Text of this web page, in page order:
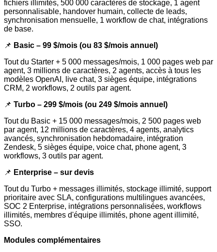
fichiers illimités, 500 000 caractères de stockage, 1 agent
personnalisable, handover humain, collecte de leads,
synchronisation mensuelle, 1 workflow de chat, intégrations
de base.
📌 Basic – 99 $/mois (ou 83 $/mois annuel)
Tout du Starter + 5 000 messages/mois, 1 000 pages web par
agent, 3 millions de caractères, 2 agents, accès à tous les
modèles OpenAI, live chat, 3 sièges équipe, intégrations
CRM, 2 workflows, 2 outils par agent.
📌 Turbo – 299 $/mois (ou 249 $/mois annuel)
Tout du Basic + 15 000 messages/mois, 2 500 pages web
par agent, 12 millions de caractères, 4 agents, analytics
avancés, synchronisation hebdomadaire, intégration
Zendesk, 5 sièges équipe, voice chat, phone agent, 3
workflows, 3 outils par agent.
📌 Enterprise – sur devis
Tout du Turbo + messages illimités, stockage illimité, support
prioritaire avec SLA, configurations multilingues avancées,
SOC 2 Enterprise, intégrations personnalisées, workflows
illimités, membres d'équipe illimités, phone agent illimité,
SSO.
Modules complémentaires